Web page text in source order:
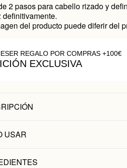
2 pasos para cabello rizado y
definitivamente.
del producto puede diferir del
REGALO POR COMPRAS +100€
EXCLUSIVA
USAR